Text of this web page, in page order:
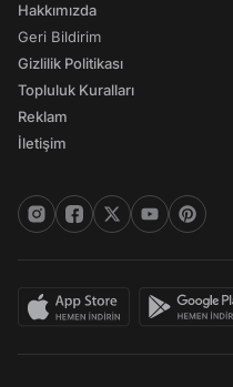
Hakkımızda
Geri Bildirim
Gizlilik Politikası
Topluluk Kuralları
Reklam
İletişim